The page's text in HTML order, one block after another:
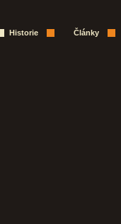
Historie
Články